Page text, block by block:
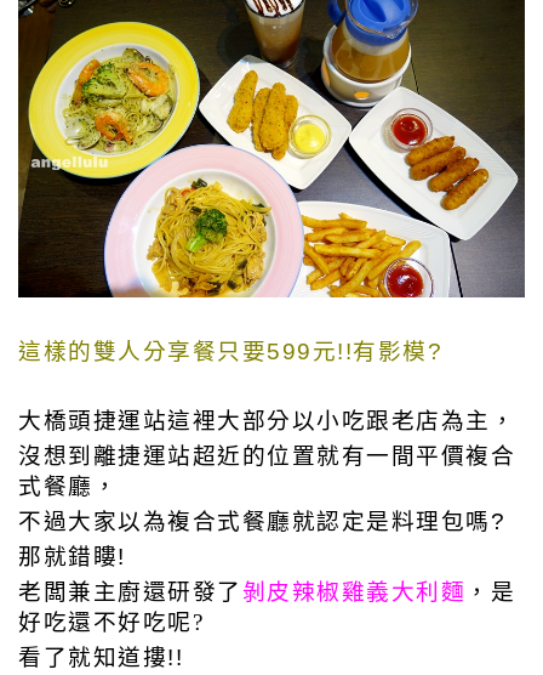
這樣的雙人分享餐只要599元!!有影模?
大橋頭捷運站這裡大部分以小吃跟老店為主，
沒想到離捷運站超近的位置就有一間平價複合
式餐廳，
不過大家以為複合式餐廳就認定是料理包嗎?
那就錯瞜!
老闆兼主廚還研發了 剝皮辣椒雞義大利麵 ，是
好吃還不好吃呢?
看了就知道摟!!